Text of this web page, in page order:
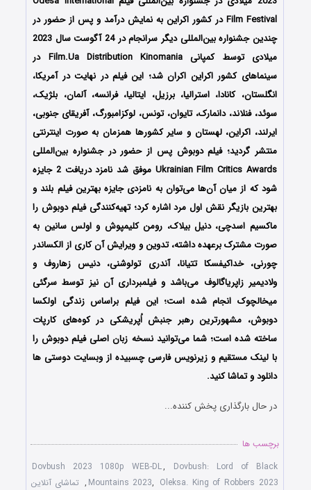
Film Festival در کشور اکراین به نمایش درآمد و پس از حضور در
چندین جشنواره بین‌المللی دیگر سرانجام در 24 آگوست سال 2023
میلادی توسط کمپانی Film.Ua Distribution Kinomania در
سینماهای کشور اکراین اکران شد؛ این فیلم در نهایت در آمریکا،
انگلستان، کانادا، استرالیا، برزیل، ایتالیا، فرانسه، آلمان، بلژیک،
سوئد، فنلاند، دانمارک، تایوان، تونس، لوکزامبورگ، آفریقای جنوبی،
ایرلند، اکراین، لهستان و سایر کشورها همزمان به صورت اینترنتی
منتشر گردید؛ فیلم دوبوش پس از حضور در جشنواره‌‌‌ بین‌المللی
Ukrainian Film Critics Awards موفق شد نامزد دریافت 2 جایزه
شود که از میان آن‌ها می‌توان به نامزدی جایزه بهترین فیلم بلند و
بهترین بازیگر نقش اول مرد اشاره کرد؛ تهیه‌کنندگی فیلم دوبوش را
ماکسیم اسدچی، دنیل بیلاک، رومن کلیمپوش و اولس سانین به
صورت مشترک برعهده داشته، تدوین و ویرایش آن کاری از الکساندر
چورنی، خداکیفسکا تتیانا، آندری تولوشنی، دنیس زهاروف و
ولادیمیر زاپریاگالوف می‌باشد و فیلمبرداری آن نیز توسط سرگئی
میخالچوک انجام شده است؛ این فیلم براساس زندگی اولکسا
دوبوش، مشهورترین رهبر جنبش اُپریشکی در کوه‌های کارپات
ساخته شده است؛ شما می‌توانید نسخه زبان اصلی فیلم دوبوش را
با ‌لینک مستقیم و زیرنویس فارسی چسبیده از وبسایت دوستی ها
دانلود و تماشا کنید.
در حال بارگذاری پخش کننده...
برچسب ها
Dovbush 2023 1080p WEB-DL, Dovbush: Lord of Black
Mountains 2023, Oleksa. King of Robbers 2023
, تماشای آنلاین